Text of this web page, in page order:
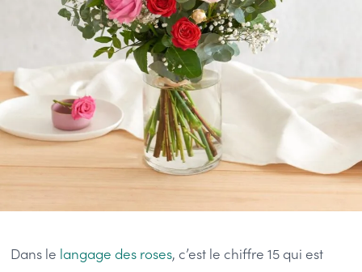
Dans le langage des roses, c’est le chiffre 15 qui est